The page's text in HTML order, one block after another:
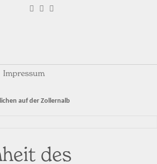
Impressum
auf der Zollernalb
des